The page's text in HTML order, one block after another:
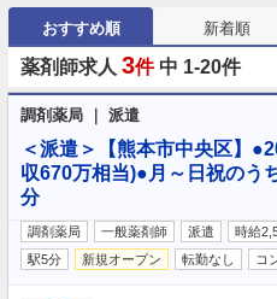
おすすめ順 新着順
薬剤師求人 3件 中 1-20件
調剤薬局 ｜ 派遣
＜派遣＞【熊本市中央区】
収670万相当)●月～日祝のう
分
調剤薬局 一般薬剤師 派遣 時給
駅5分
新規オープン 転勤なし コ